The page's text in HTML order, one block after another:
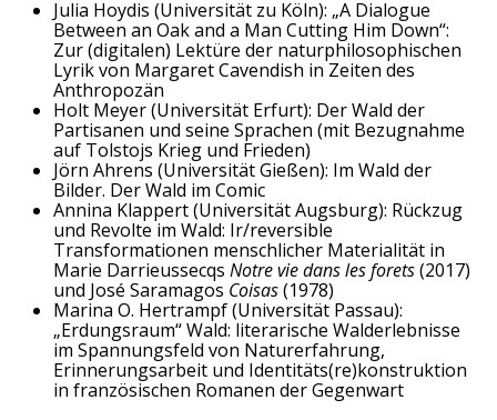
Julia Hoydis (Universität zu Köln): „A Dialogue
Between an Oak and a Man Cutting Him Down“:
Zur (digitalen) Lektüre der naturphilosophischen
Lyrik von Margaret Cavendish in Zeiten des
Anthropozän
Holt Meyer (Universität Erfurt): Der Wald der
Partisanen und seine Sprachen (mit Bezugnahme
auf Tolstojs Krieg und Frieden)
Jörn Ahrens (Universität Gießen): Im Wald der
Bilder. Der Wald im Comic
Annina Klappert (Universität Augsburg): Rückzug
und Revolte im Wald: Ir/reversible
Transformationen menschlicher Materialität in
Marie Darrieussecqs Notre vie dans les forets(2017)
und José Saramagos Coisas(1978)
Marina O. Hertrampf (Universität Passau):
„Erdungsraum“ Wald: literarische Walderlebnisse
im Spannungsfeld von Naturerfahrung,
Erinnerungsarbeit und Identitäts(re)konstruktion
in französischen Romanen der Gegenwart